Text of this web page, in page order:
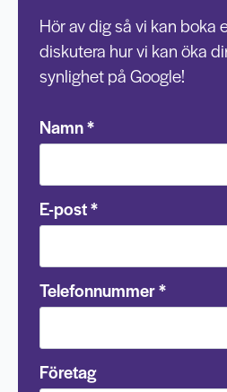
Hör av dig så vi kan boka
diskutera hur vi kan öka
synlighet på Google!
Namn*
E-post*
Telefonnummer*
Företag